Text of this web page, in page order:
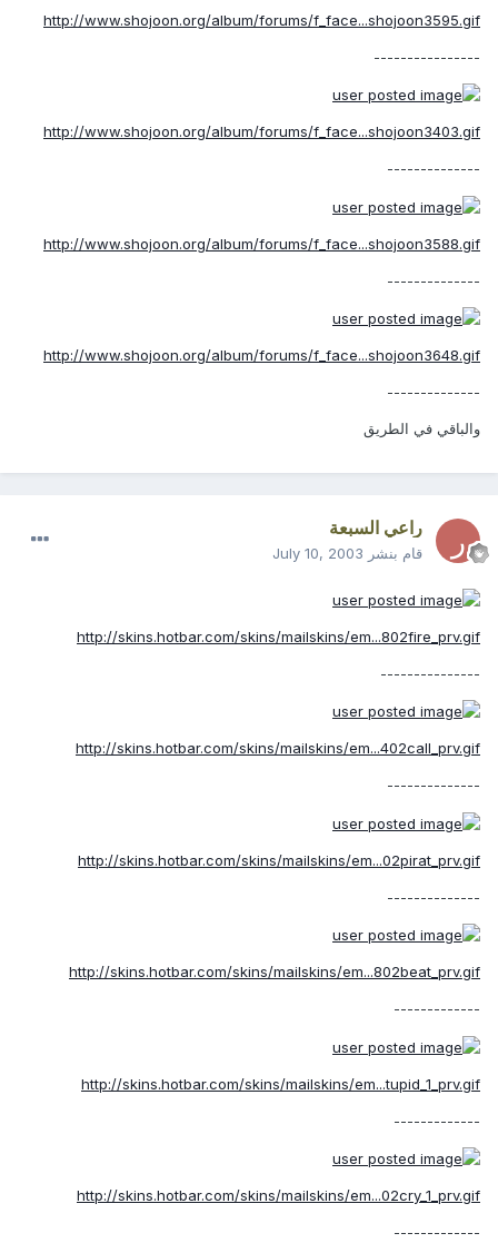
http://www.shojoon.org/album/forums/f_face...shojoon3595.gif
----------------
http://www.shojoon.org/album/forums/f_face...shojoon3403.gif
--------------
http://www.shojoon.org/album/forums/f_face...shojoon3588.gif
--------------
http://www.shojoon.org/album/forums/f_face...shojoon3648.gif
--------------
والباقي في الطريق
راعي السبعة
قام بنشر July 10, 2003
http://skins.hotbar.com/skins/mailskins/em...802fire_prv.gif
---------------
http://skins.hotbar.com/skins/mailskins/em...402call_prv.gif
--------------
http://skins.hotbar.com/skins/mailskins/em...02pirat_prv.gif
--------------
http://skins.hotbar.com/skins/mailskins/em...802beat_prv.gif
-------------
http://skins.hotbar.com/skins/mailskins/em...tupid_1_prv.gif
-------------
http://skins.hotbar.com/skins/mailskins/em...02cry_1_prv.gif
-------------